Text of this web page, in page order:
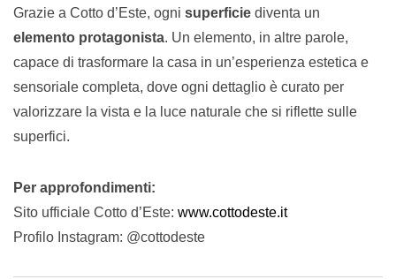
Grazie a Cotto d’Este, ogni superficie diventa un
elemento protagonista. Un elemento, in altre parole,
capace di trasformare la casa in un’esperienza estetica e
sensoriale completa, dove ogni dettaglio è curato per
valorizzare la vista e la luce naturale che si riflette sulle
superfici.
Per approfondimenti:
Sito ufficiale Cotto d’Este: www.cottodeste.it
Profilo Instagram: @cottodeste